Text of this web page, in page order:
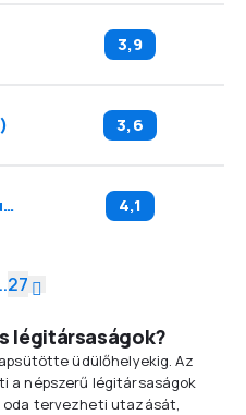
3,9
) 3,6
Norwegian Air Shuttle 4,1
27
légitársaságok?
üdülőhelyekig. Az
a népszerű légitársaságok
tervezheti utazását,